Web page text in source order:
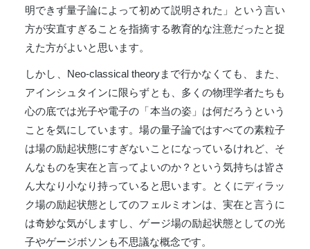
明できず量子論によって初めて説明された」という言い
方が安直すぎることを指摘する教育的な注意だったと捉
えた方がよいと思います。
しかし、Neo-classical theoryまで行かなくても、また、
アインシュタインに限らずとも、多くの物理学者たちも
心の底では光子や電子の「本当の姿」は何だろうという
ことを気にしています。場の量子論ではすべての素粒子
は場の励起状態にすぎないことになっているけれど、そ
んなものを実在と言ってよいのか？という気持ちは皆さ
ん大なり小なり持っていると思います。とくにディラッ
ク場の励起状態としてのフェルミオンは、実在と言うに
は奇妙な気がしますし、ゲージ場の励起状態としての光
子やゲージボソンも不思議な概念です。